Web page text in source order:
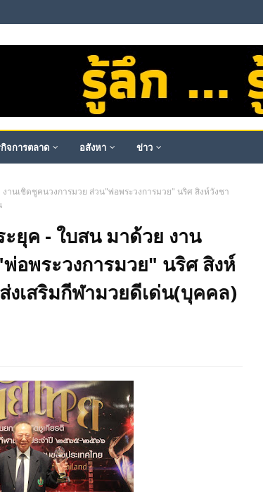
จการตลาด อสังหา ข่าว
านเชิดชูคนวงการมวย ส่วน"พ่อพระวงการมวย" นริศ สิงห์วังชา
ยุค - ใบสน มาด้วย งาน
อพระวงการมวย" นริศ สิงห์
งเสริมกีฬามวยดีเด่น(บุคคล)